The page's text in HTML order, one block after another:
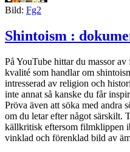
Bild: Fg2
Shintoism :
På YouTube hittar du massor
kvalité som handlar om
intresserad av religion och
inte annat så kanske du får
Pröva även att söka med andra
om du letar efter något särskilt.
källkritisk eftersom filmklippen
vinklad och förenklad bild av